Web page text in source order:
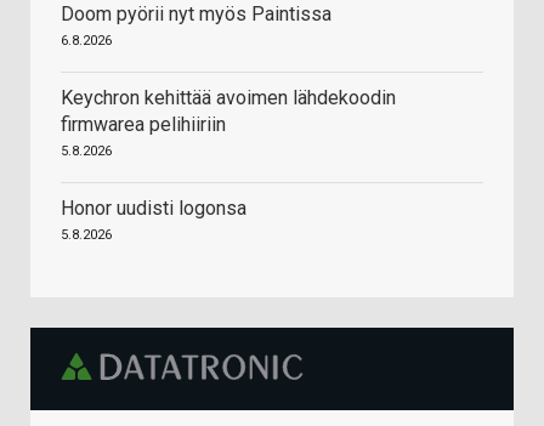
Doom pyörii nyt myös Paintissa
6.8.2026
Keychron kehittää avoimen lähdekoodin
firmwarea pelihiiriin
5.8.2026
Honor uudisti logonsa
5.8.2026